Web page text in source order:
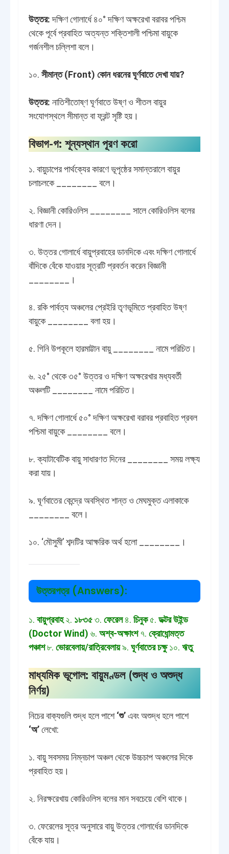
উত্তর:দক্ষিণ গোলার্ধে ৪০° দক্ষিণ অক্ষরেখা বরাবর পশ্চিম
থেকে পূর্বে প্রবাহিত অত্যন্ত শক্তিশালী পশ্চিমা বায়ুকে
গর্জনশীল চল্লিশা বলে।
১০. সীমান্ত (Front) কোন ধরনের ঘূর্ণবাতে দেখা যায়?
উত্তর: নাতিশীতোষ্ণ ঘূর্ণবাতে উষ্ণ ও শীতল বায়ুর
সংযোগস্থলে সীমান্ত বা ফ্রন্ট সৃষ্টি হয়।
বিভাগ-গ: শূন্যস্থান পূরণ করো
১. বায়ুচাপের পার্থক্যের কারণে ভূপৃষ্ঠের সমান্তরালে বায়ুর
চলাচলকে ________ বলে।
২. বিজ্ঞানী কোরিওলিস ________ সালে কোরিওলিস বলের
ধারণা দেন।
৩. উত্তর গোলার্ধে বায়ুপ্রবাহের ডানদিকে এবং দক্ষিণ গোলার্ধে
বাঁদিকে বেঁকে যাওয়ার সূত্রটি প্রবর্তন করেন বিজ্ঞানী
________।
৪. রকি পার্বত্য অঞ্চলের প্রেইরি তৃণভূমিতে প্রবাহিত উষ্ণ
বায়ুকে ________ বলা হয়।
৫. গিনি উপকূলে হারমাট্টান বায়ু ________ নামে পরিচিত।
৬. ২৫° থেকে ৩৫° উত্তর ও দক্ষিণ অক্ষরেখার মধ্যবর্তী
অঞ্চলটি ________ নামে পরিচিত।
৭. দক্ষিণ গোলার্ধে ৫০° দক্ষিণ অক্ষরেখা বরাবর প্রবাহিত প্রবল
পশ্চিমা বায়ুকে ________ বলে।
৮. ক্যাটাবেটিক বায়ু সাধারণত দিনের ________ সময় লক্ষ্য
করা যায়।
৯. ঘূর্ণবাতের কেন্দ্রে অবস্থিত শান্ত ও মেঘমুক্ত এলাকাকে
________ বলে।
১০. ‘মৌসুমী’ শব্দটির আক্ষরিক অর্থ হলো ________।
উত্তরপত্র (Answers):
১. বায়ুপ্রবাহ২. ১৮৩৫৩. ফেরেল৪. চিনুক৫. ডক্টর উইন্ড
(Doctor Wind) ৬. অশ্ব-অক্ষাংশ৭. ক্রোধোন্মত্ত
পঞ্চাশ৮. ভোরবেলায়/রাত্রিবেলায়৯. ঘূর্ণবাতের চক্ষু১০. ঋতু
মাধ্যমিক ভূগোল: বায়ুমণ্ডল (শুদ্ধ ও অশুদ্ধ
নির্ণয়)
নিচের বাক্যগুলি শুদ্ধ হলে পাশে‘শু’এবং অশুদ্ধ হলে পাশে
‘অ’লেখো:
১. বায়ু সবসময় নিম্নচাপ অঞ্চল থেকে উচ্চচাপ অঞ্চলের দিকে
প্রবাহিত হয়।
২. নিরক্ষরেখায় কোরিওলিস বলের মান সবচেয়ে বেশি থাকে।
৩. ফেরেলের সূত্র অনুসারে বায়ু উত্তর গোলার্ধের ডানদিকে
বেঁকে যায়।